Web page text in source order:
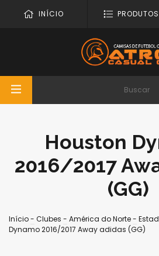
INÍCIO PRODUTOS
Houston
2016/2017
(GG)
Início- Clubes - América do Norte-
Dynamo 2016/2017 Away adidas (GG)